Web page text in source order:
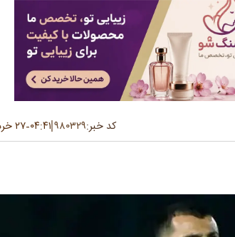
کد خبر:۹۸۰۳۲۹ ۰۴:۴۱-۲۷ خرداد ۱۴۰۵